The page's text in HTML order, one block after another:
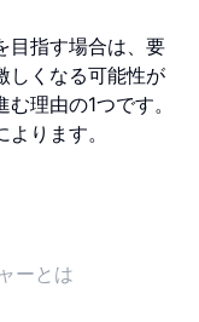
目指す場合は、要
しくなる可能性が
理由の1つです。
ります。
ーとは